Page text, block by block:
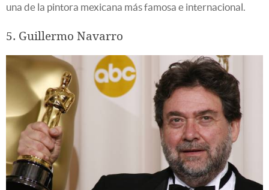
una de la pintora mexicana más famosa e internacional.
5. Guillermo Navarro